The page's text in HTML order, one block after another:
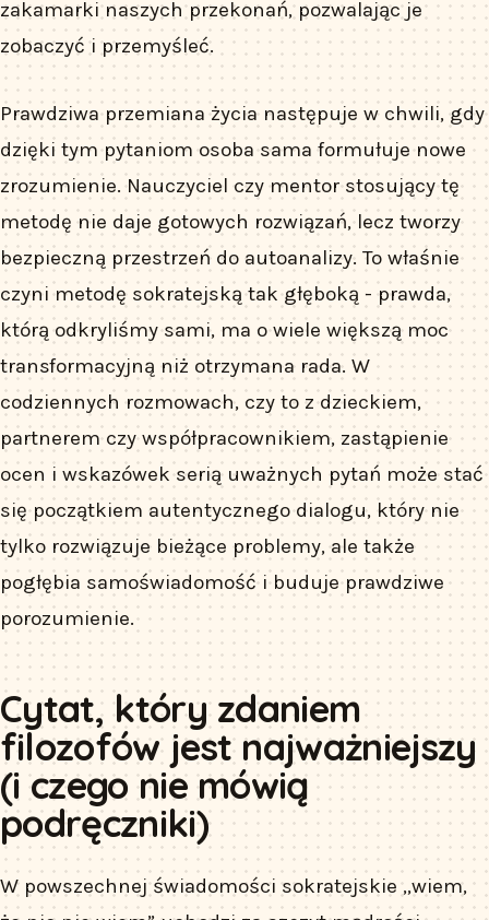
zakamarki naszych przekonań, pozwalając je
zobaczyć i przemyśleć.
Prawdziwa przemiana życia następuje w chwili, gdy
dzięki tym pytaniom osoba sama formułuje nowe
zrozumienie. Nauczyciel czy mentor stosujący tę
metodę nie daje gotowych rozwiązań, lecz tworzy
bezpieczną przestrzeń do autoanalizy. To właśnie
czyni metodę sokratejską tak głęboką - prawda,
którą odkryliśmy sami, ma o wiele większą moc
transformacyjną niż otrzymana rada. W
codziennych rozmowach, czy to z dzieckiem,
partnerem czy współpracownikiem, zastąpienie
ocen i wskazówek serią uważnych pytań może stać
się początkiem autentycznego dialogu, który nie
tylko rozwiązuje bieżące problemy, ale także
pogłębia samoświadomość i buduje prawdziwe
porozumienie.
Cytat, który zdaniem
filozofów jest najważniejszy
(i czego nie mówią
podręczniki)
W powszechnej świadomości sokratejskie „wiem,